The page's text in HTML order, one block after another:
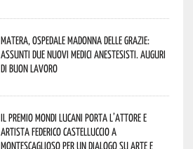
Matera, Ospedale Madonna delle Grazie:
assunti due nuovi medici anestesisti. Auguri
di buon lavoro
Il Premio Mondi Lucani porta l’attore e
artista Federico Castelluccio a
Montescaglioso per un dialogo su arte e